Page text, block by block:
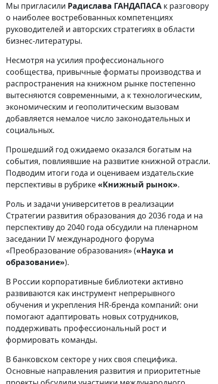
Мы пригласили Радислава ГАНДАПАСА к разговору
о наиболее востребованных компетенциях
руководителей и авторских стратегиях в области
бизнес-литературы.
Несмотря на усилия профессионального
сообщества, привычные форматы производства и
распространения на книжном рынке постепенно
вытесняются современными, а к технологическим,
экономическим и геополитическим вызовам
добавляется немалое число законодательных и
социальных.
Прошедший год ожидаемо оказался богатым на
события, повлиявшие на развитие книжной отрасли.
Подводим итоги года и оцениваем издательские
перспективы в рубрике«Книжный рынок».
Роль и задачи университетов в реализации
Стратегии развития образования до 2036 года и на
перспективу до 2040 года обсудили на пленарном
заседании IV международного форума
«Преобразование образования» («Наука и
образование»).
В России корпоративные библиотеки активно
развиваются как инструмент непрерывного
обучения и укрепления HR-бренда компаний: они
помогают адаптировать новых сотрудников,
поддерживать профессиональный рост и
формировать команды.
В банковском секторе у них своя специфика.
Основные направления развития и приоритетные